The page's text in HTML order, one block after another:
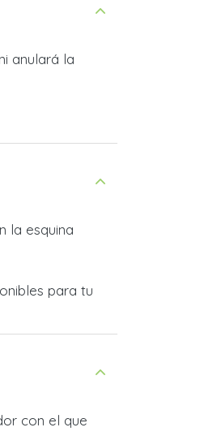
anulará la
la esquina
para tu
con el que